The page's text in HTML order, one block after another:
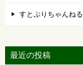
すとぷりちゃんねる
最近の投稿